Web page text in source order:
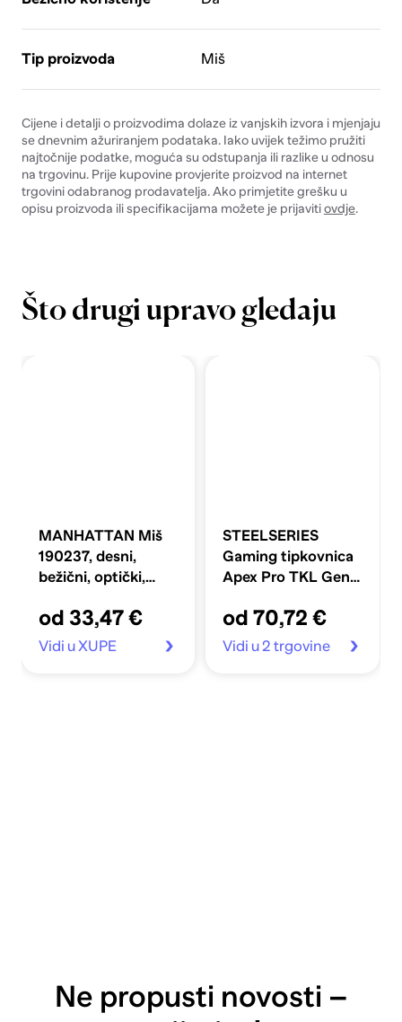
Tip proizvoda Miš
Cijene i detalji o proizvodima dolaze iz vanjskih izvora i mjenjaju
se dnevnim ažuriranjem podataka. Iako uvijek težimo pružiti
najtočnije podatke, moguća su odstupanja ili razlike u odnosu
na trgovinu. Prije kupovine provjerite proizvod na internet
trgovini odabranog prodavatelja. Ako primjetite grešku u
opisu proizvoda ili specifikacijama možete je prijavitiovdje.
Što drugi upravo gledaju
MANHATTAN Miš
190237, desni,
bežični, optički,
od 33,47 €
Vidi u XUPE
STEELSERIES
Gaming tipkovnica
Apex Pro TKL Gen
bijela
od 70,72 €
Vidi u 2 trgovine
Ne propusti novosti –